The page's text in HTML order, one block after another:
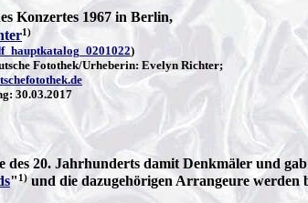
Konzertes 1967 in Berlin,
1)
)
Fotothek/Urheberin: Evelyn Richter;
30.03.2017
des 20. Jahrhunderts damit Denkmäler und
" 1)und die dazugehörigen Arrangeure werden